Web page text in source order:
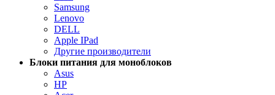
Samsung
Lenovo
DELL
Apple IPad
Другие производители
Блоки питания для моноблоков
Asus
HP